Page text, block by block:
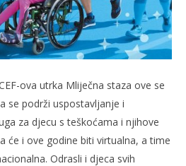
djecu s teškoćama
ova utrka Mliječna staza ove se
se podrži uspostavljanje i
za djecu s teškoćama i njihove
će i ove godine biti virtualna, a time
Odrasli i djeca svih